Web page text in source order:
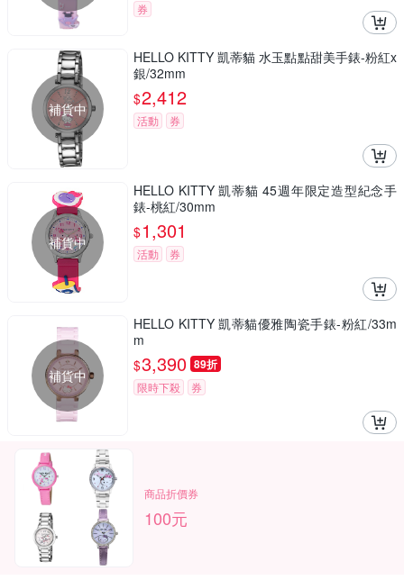
券
補貨中
HELLO KITTY 凱蒂貓 水玉點點甜美手錶-粉紅x
銀/32mm
$2,412
活動 券
補貨中
HELLO KITTY 凱蒂貓 45週年限定造型紀念手
錶-桃紅/30mm
$1,301
活動 券
補貨中
HELLO KITTY 凱蒂貓優雅陶瓷手錶-粉紅/33m
m
$3,390 89折
限時下殺 券
商品折價券
100元